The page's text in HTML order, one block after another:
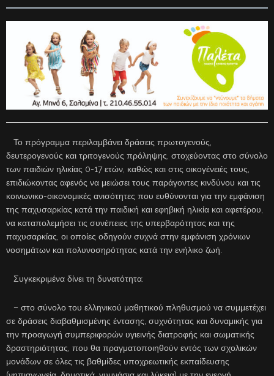
Το πρόγραμμα περιλαμβάνει δράσεις πρωτογενούς,
δευτερογενούς και τριτογενούς πρόληψης, στοχεύοντας στο σύνολο
των παιδιών ηλικίας 0-17 ετών, καθώς και στις οικογένειές τους,
επιδιώκοντας αφενός να μειώσει τους παράγοντες κινδύνου και τις
κοινωνικο-οικονομικές ανισότητες που ευθύνονται για την εμφάνιση
της παχυσαρκίας κατά την παιδική και εφηβική ηλικία και αφετέρου,
να καταπολεμήσει τις συνέπειες της υπερβαρότητας και της
παχυσαρκίας, οι οποίες οδηγούν συχνά στην εμφάνιση χρόνιων
νοσημάτων και πολυνοσηρότητας κατά την ενήλικο ζωή.
Συγκεκριμένα δίνει τη δυνατότητα:
– στο σύνολο του ελληνικού μαθητικού πληθυσμού να συμμετέχει
σε δράσεις διαβαθμισμένης έντασης, συχνότητας και δυναμικής για
την προαγωγή συμπεριφορών υγιεινής διατροφής και σωματικής
δραστηριότητας, που θα πραγματοποιηθούν εντός των σχολικών
μονάδων σε όλες τις βαθμίδες υποχρεωτικής εκπαίδευσης